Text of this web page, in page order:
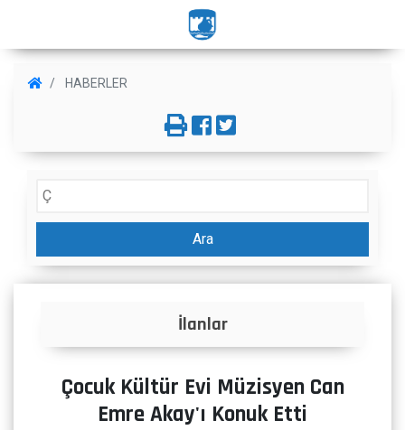
HABERLER
Ara
İlanlar
Çocuk Kültür Evi Müzisyen Can
Emre Akay'ı Konuk Etti